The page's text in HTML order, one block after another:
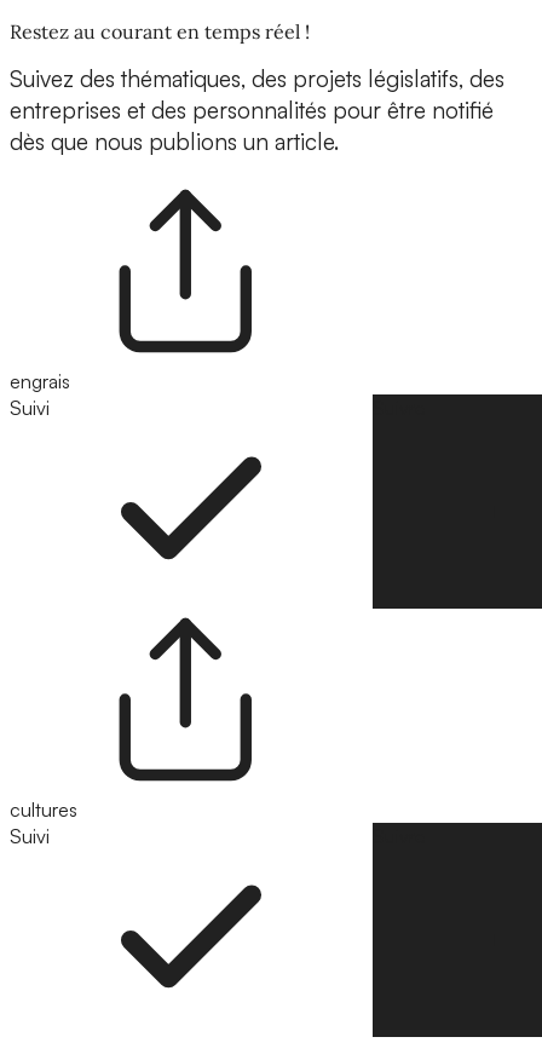
Restez au courant en temps réel !
Suivez des thématiques, des projets législatifs, des
entreprises et des personnalités pour être notifié
dès que nous publions un article.
engrais
Suivi
cultures
Suivi